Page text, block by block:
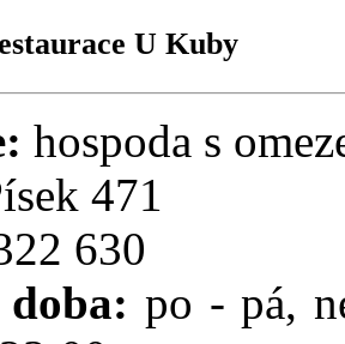
U Kuby
hospoda s
471
630
po - pá,